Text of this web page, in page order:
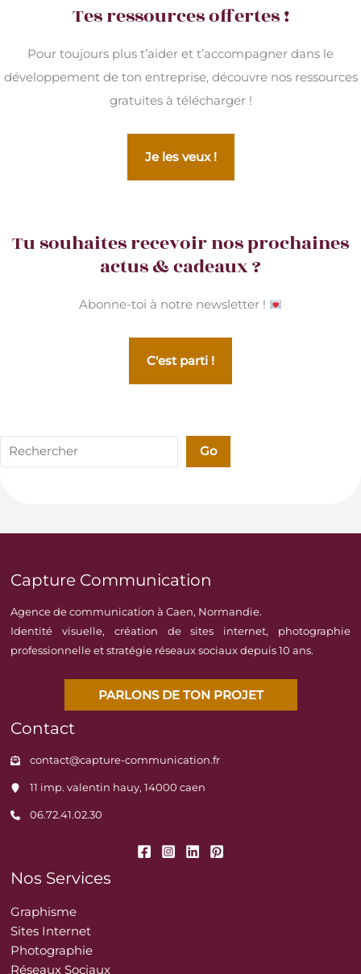
Tes ressources offertes !
Pour toujours plus t’aider et t’accompagner dans le
développement de ton entreprise, découvre nos ressources
gratuites à télécharger !
Je les veux !
Tu souhaites recevoir nos prochaines
actus & cadeaux ?
Abonne-toi à notre newsletter !
C'est parti !
Rechercher Go
Capture Communication
Agence de communication à Caen, Normandie.
Identité visuelle, création de sites internet, photographie
professionnelle et stratégie réseaux sociaux depuis 10 ans.
PARLONS DE TON PROJET
Contact
contact@capture-communication.fr
11 imp. valentin hauy, 14000 caen
06.72.41.02.30
Nos Services
Graphisme
Sites Internet
Photographie
Réseaux Sociaux